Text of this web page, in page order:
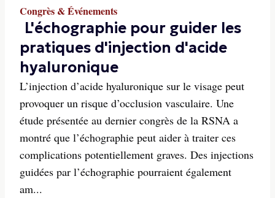
Congrès & Événements
L'échographie pour guider les
pratiques d'injection d'acide
hyaluronique
L’injection d’acide hyaluronique sur le visage peut
provoquer un risque d’occlusion vasculaire. Une
étude présentée au dernier congrès de la RSNA a
montré que l’échographie peut aider à traiter ces
complications potentiellement graves. Des injections
guidées par l’échographie pourraient également
am...